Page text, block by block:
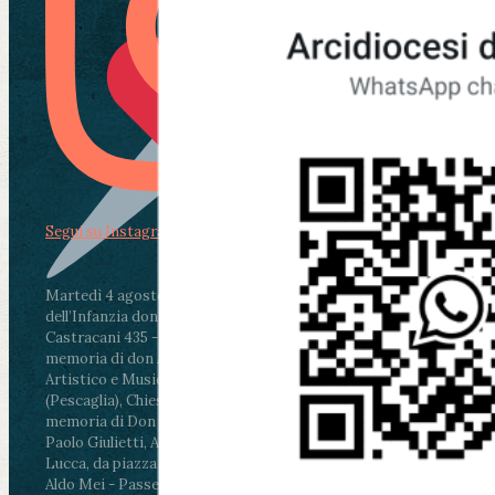
Martedì 4 agosto2026
ore 11:30 - Lucca, Scuola
dell’Infanzia don Aldo Mei - Viale Castruccio
Castracani 435 - Inaugurazione murales in
memoria di don Aldo Mei curato dal Liceo
Artistico e Musicale “Passaglia”
ore 18 - Fiano
(Pescaglia), Chiesa parrocchiale - Messa in
memoria di Don Aldo Mei celebrata da mons.
Paolo Giulietti, Arcivescovo di Lucca
ore 20.30 -
Lucca, da piazza San Michele al Cippo di don
Aldo Mei - Passeggiata della Memoria in alcuni
Segui su Instagram